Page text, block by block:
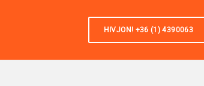
HIVJON! +36 (1) 4390063